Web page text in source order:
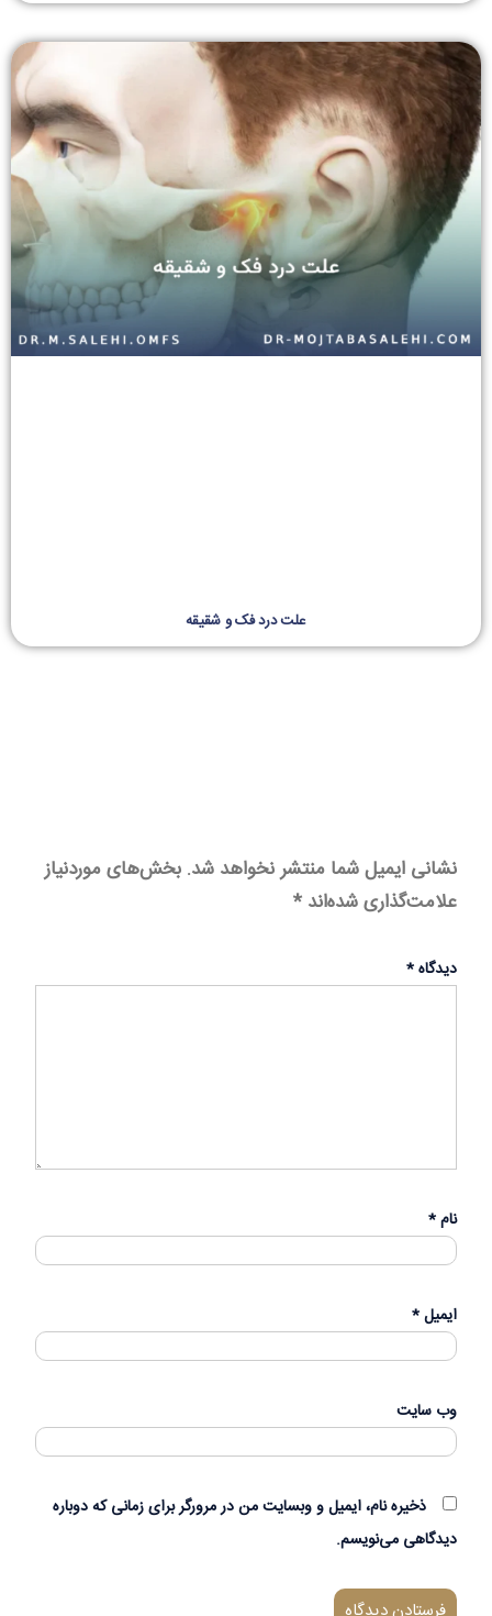
علت درد فک و شقیقه
نشانی ایمیل شما منتشر نخواهد شد. بخش‌های موردنیاز
علامت‌گذاری شده‌اند *
دیدگاه*
نام*
ایمیل*
وب‌ سایت
ذخیره نام، ایمیل و وبسایت من در مرورگر برای زمانی که دوباره
دیدگاهی می‌نویسم.